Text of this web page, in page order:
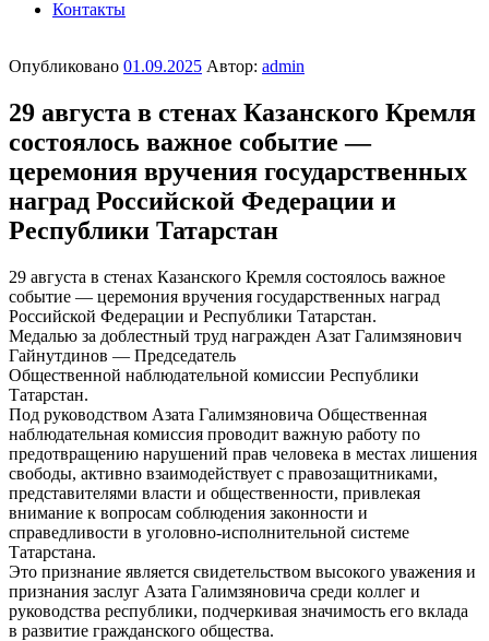
Контакты
Опубликовано 01.09.2025 Автор: admin
29 августа в стенах Казанского Кремля
состоялось важное событие —
церемония вручения государственных
наград Российской Федерации и
Республики Татарстан
29 августа в стенах Казанского Кремля состоялось важное
событие — церемония вручения государственных наград
Российской Федерации и Республики Татарстан.
Медалью за доблестный труд награжден Азат Галимзянович
Гайнутдинов — Председатель
Общественной наблюдательной комиссии Республики
Татарстан.
Под руководством Азата Галимзяновича Общественная
наблюдательная комиссия проводит важную работу по
предотвращению нарушений прав человека в местах лишения
свободы, активно взаимодействует с правозащитниками,
представителями власти и общественности, привлекая
внимание к вопросам соблюдения законности и
справедливости в уголовно-исполнительной системе
Татарстана.
Это признание является свидетельством высокого уважения и
признания заслуг Азата Галимзяновича среди коллег и
руководства республики, подчеркивая значимость его вклада
в развитие гражданского общества.